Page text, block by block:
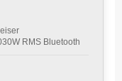
RMS Bluetooth